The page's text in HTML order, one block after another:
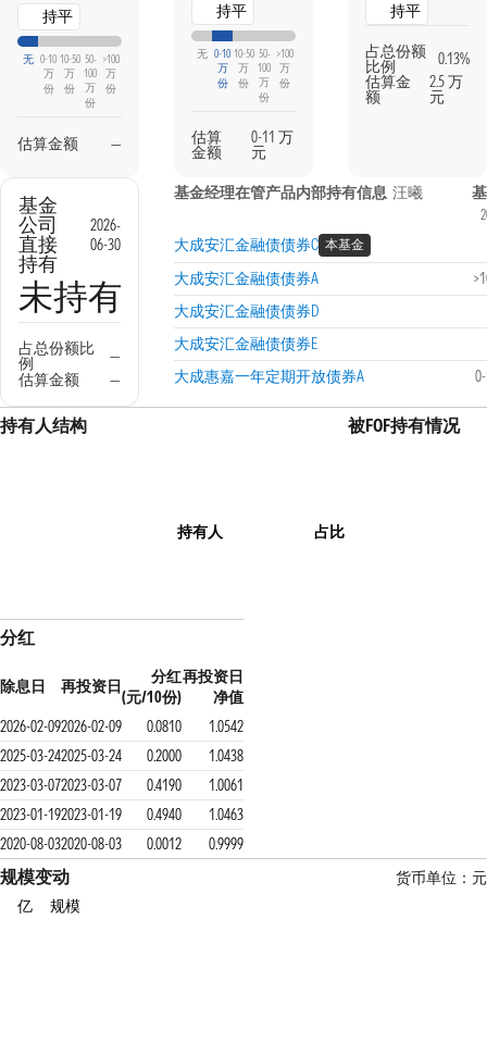
持平
无 0-10
万
份
10-50
万
份
50-
100
万
份
>100
万
份
估算金额 —
持平
无 0-10
万
份
10-50
万
份
50-
100
万
份
>100
万
份
估算
金额
0-11 万
元
持平
占总份额
比例
0.13%
估算金
额
2.5 万
元
基金
公司
直接
持有
2026-
06-30
未持有
占总份额比
例
—
估算金额
—
基金经理在管产品内部持有信息 汪曦
大成安汇金融债债券C 本基金
大成安汇金融债债券A
大成安汇金融债债券D
大成安汇金融债债券E
大成惠嘉一年定期开放债券A
持有人结构
持有人 占比
被FOF持有情况
分红
除息日 再投资日
分红
(元/10份)
再投资日
净值
2026-02-092026-02-09 0.0810
1.0542
2025-03-242025-03-24 0.2000
1.0438
2023-03-072023-03-07 0.4190
1.0061
2023-01-192023-01-19 0.4940
1.0463
2020-08-032020-08-03 0.0012 0.9999
规模变动
货币单位：元
亿
规模